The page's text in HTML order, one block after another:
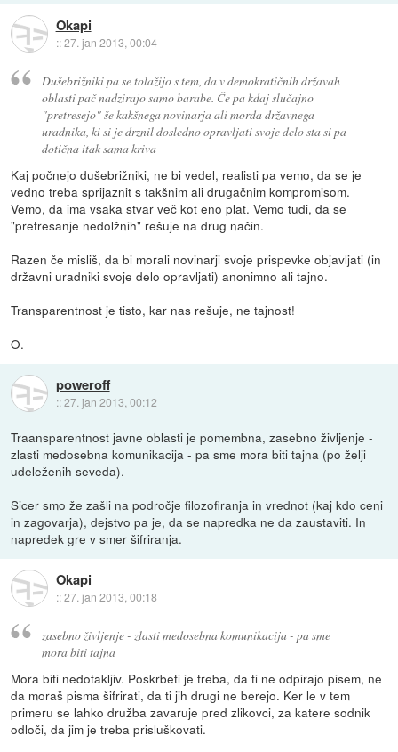
Okapi
::27. jan 2013, 00:04
Dušebrižniki pa se tolažijo s tem, da v demokratičnih državah
oblasti pač nadzirajo samo barabe. Če pa kdaj slučajno
"pretresejo" še kakšnega novinarja ali morda državnega
uradnika, ki si je drznil dosledno opravljati svoje delo sta si pa
dotična itak sama kriva
Kaj počnejo dušebrižniki, ne bi vedel, realisti pa vemo, da se je
vedno treba sprijaznit s takšnim ali drugačnim kompromisom.
Vemo, da ima vsaka stvar več kot eno plat. Vemo tudi, da se
"pretresanje nedolžnih" rešuje na drug način.
Razen če misliš, da bi morali novinarji svoje prispevke objavljati (in
državni uradniki svoje delo opravljati) anonimno ali tajno.
Transparentnost je tisto, kar nas rešuje, ne tajnost!
O.
poweroff
::27. jan 2013, 00:12
Traansparentnost javne oblasti je pomembna, zasebno življenje -
zlasti medosebna komunikacija - pa sme mora biti tajna (po želji
udeleženih seveda).
Sicer smo že zašli na področje filozofiranja in vrednot (kaj kdo ceni
in zagovarja), dejstvo pa je, da se napredka ne da zaustaviti. In
napredek gre v smer šifriranja.
Okapi
::27. jan 2013, 00:18
zasebno življenje - zlasti medosebna komunikacija - pa sme
mora biti tajna
Mora biti nedotakljiv. Poskrbeti je treba, da ti ne odpirajo pisem, ne
da moraš pisma šifrirati, da ti jih drugi ne berejo. Ker le v tem
primeru se lahko družba zavaruje pred zlikovci, za katere sodnik
odloči, da jim je treba prisluškovati.